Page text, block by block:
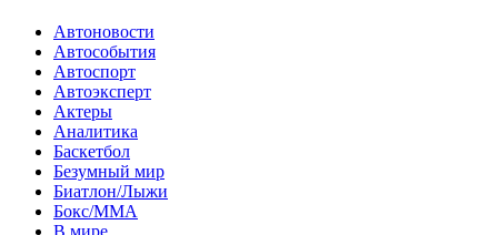
Автоновости
Автособытия
Автоспорт
Автоэксперт
Актеры
Аналитика
Баскетбол
Безумный мир
Биатлон/Лыжи
Бокс/MMA
В мире